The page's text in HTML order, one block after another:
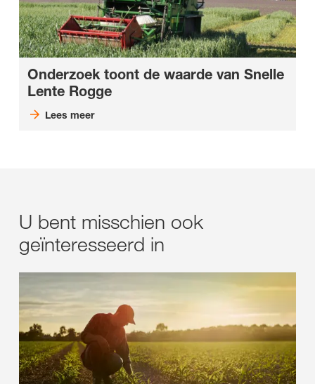
Onderzoek toont de waarde van Snelle
Lente Rogge
Lees meer
U bent misschien ook
geïnteresseerd in